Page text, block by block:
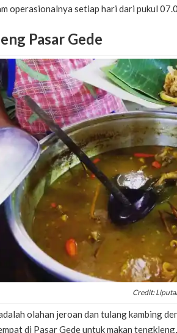
operasionalnya setiap hari dari pukul
Pasar Gede
Credit:
olahan jeroan dan tulang kambing
di Pasar Gede untuk makan